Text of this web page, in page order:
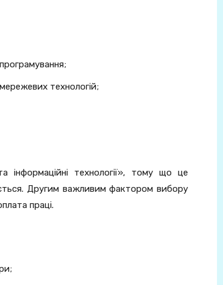
технологій;
інформаційні технології», тому що це
Другим важливим фактором вибору
праці.